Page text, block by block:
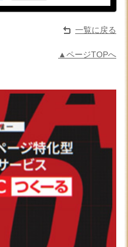
一覧に戻る
▲ページTOPへ